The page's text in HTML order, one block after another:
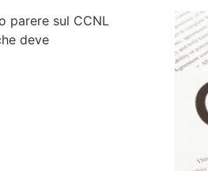
parere sul CCNL
deve